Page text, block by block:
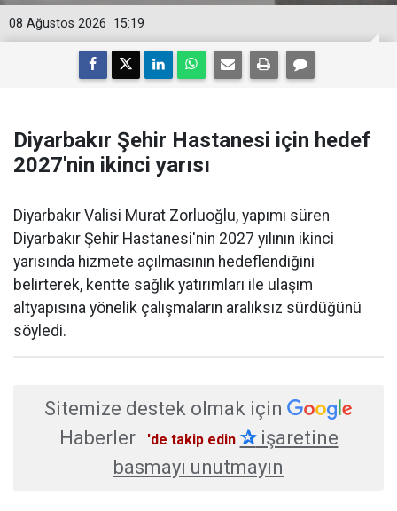
15:19
08 Ağustos 2026
Diyarbakır Şehir Hastanesi için hedef
2027'nin ikinci yarısı
Diyarbakır Valisi Murat Zorluoğlu, yapımı süren
Diyarbakır Şehir Hastanesi'nin 2027 yılının ikinci
yarısında hizmete açılmasının hedeflendiğini
belirterek, kentte sağlık yatırımları ile ulaşım
altyapısına yönelik çalışmaların aralıksız sürdüğünü
söyledi.
Sitemize destek olmak için
Haberler
'de takip edin ✰işaretine
basmayı unutmayın